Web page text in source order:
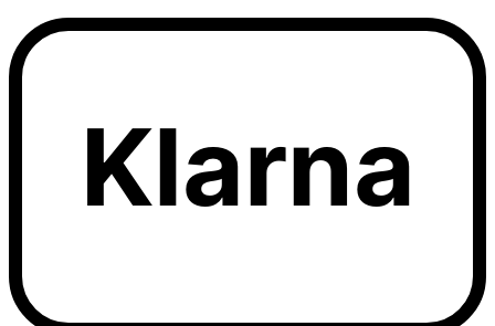
Klarna